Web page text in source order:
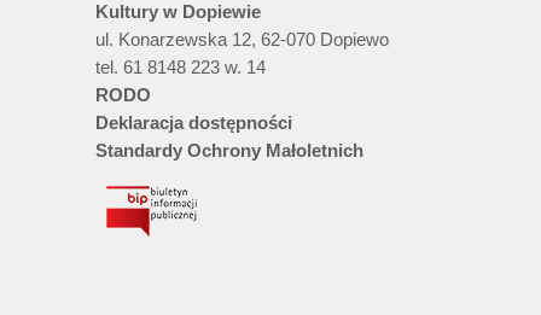
Kultury w Dopiewie
ul. Konarzewska 12, 62-070 Dopiewo
tel. 61 8148 223 w. 14
RODO
Deklaracja dostępności
Standardy Ochrony Małoletnich